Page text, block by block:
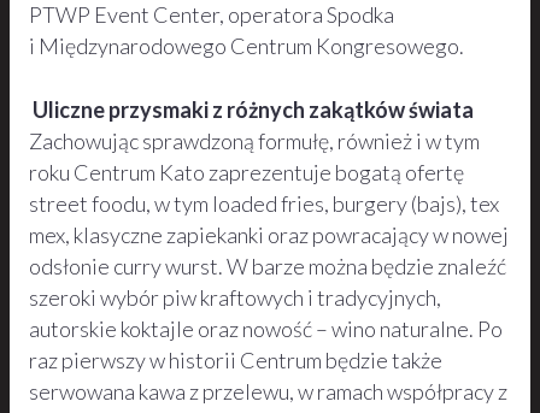
PTWP Event Center, operatora Spodka
i Międzynarodowego Centrum Kongresowego.
Uliczne przysmaki z różnych zakątków świata
Zachowując sprawdzoną formułę, również i w tym
roku Centrum Kato zaprezentuje bogatą ofertę
street foodu, w tym loaded fries, burgery (bajs), tex
mex, klasyczne zapiekanki oraz powracający w nowej
odsłonie curry wurst. W barze można będzie znaleźć
szeroki wybór piw kraftowych i tradycyjnych,
autorskie koktajle oraz nowość – wino naturalne. Po
raz pierwszy w historii Centrum będzie także
serwowana kawa z przelewu, w ramach współpracy z